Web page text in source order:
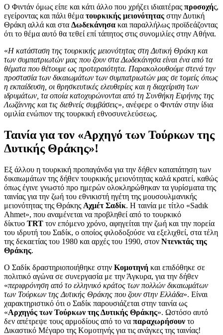
Ο Φιντάν όμως είπε και κάτι άλλο που χρήζει ιδιαιτέρας προσοχής,
εγείροντας και πάλι θέμα τουρκικής μειονότητας στην Δυτική
Θράκη αλλά και στα Δωδεκάνησα και παραλλήλως προϊδεάζοντας
ότι το θέμα αυτό θα τεθεί επί τάπητος στις συνομιλίες στην Αθήνα.
«Η κατάσταση της τουρκικής μειονότητας στη Δυτική Θράκη και
των συμπατριωτών μας που ζουν στα Δωδεκάνησα είναι ένα από τα
θέματα που θέτουμε ως προτεραιότητα. Παρακολουθούμε στενά την
προστασία των δικαιωμάτων των συμπατριωτών μας σε τομείς όπως
η εκπαίδευση, οι θρησκευτικές ελευθερίες και η διαχείριση των
ιδρυμάτων, τα οποία κατοχυρώνονται από τη Συνθήκη Ειρήνης της
Λωζάννης και τις διεθνείς συμβάσεις», ανέφερε ο Φιντάν στην ίδια
ομιλία ενώπιον της τουρκική εθνοσυνελεύσεως.
Ταινία για τον «Αρχηγό των Τούρκων της
Δυτικής Θράκης»!
Εξ άλλου η τουρκική προπαγάνδα για την δήθεν καταπάτηση των
δικαιωμάτων της δήθεν τουρκικής μειονότητας καλά κρατεί, καθώς
όπως έγινε γνωστό προ ημερών ολοκληρώθηκαν τα γυρίσματα της
ταινίας για την ζωή του εθνικιστή ηγέτη της μουσουλμανικής
μειονότητας της Θράκης Αχμέτ Σαδίκ. Η ταινία με τίτλο «Sadık
Ahmet», που αναμένεται να προβληθεί από το τουρκικό
δίκτυο TRT τον επόμενο χρόνο, αφηγείται την ζωή και την πορεία
του ιδρυτή του Σαδίκ, ο οποίος φιλοδοξούσε να εξελιχθεί, στα τέλη
της δεκαετίας του 1980 και αρχές του 1990, στον Ντενκτάς της
Θράκης.
Ο Σαδίκ δραστηριοποιήθηκε στην Κομοτηνή και επιδόθηκε σε
πολιτικό αγώνα σε συνεργασία με την Άγκυρα, για την δήθεν
«περιφρόνηση από το ελληνικό κράτος των πολλών δικαιωμάτων
των Τούρκων της Δυτικής Θράκης που ζουν στην Ελλάδα». Είναι
χαρακτηριστικό ότι ο Σαδίκ παρουσιάζεται στην ταινία ως
«Αρχηγός των Τούρκων της Δυτικής Θράκης». Ωστόσο αυτό
δεν απέτρεψε τους αρμοδίους από το να παραχωρήσουν το
Δικαστικό Μέγαρο της Κομοτηνής για τις ανάγκες της ταινίας!